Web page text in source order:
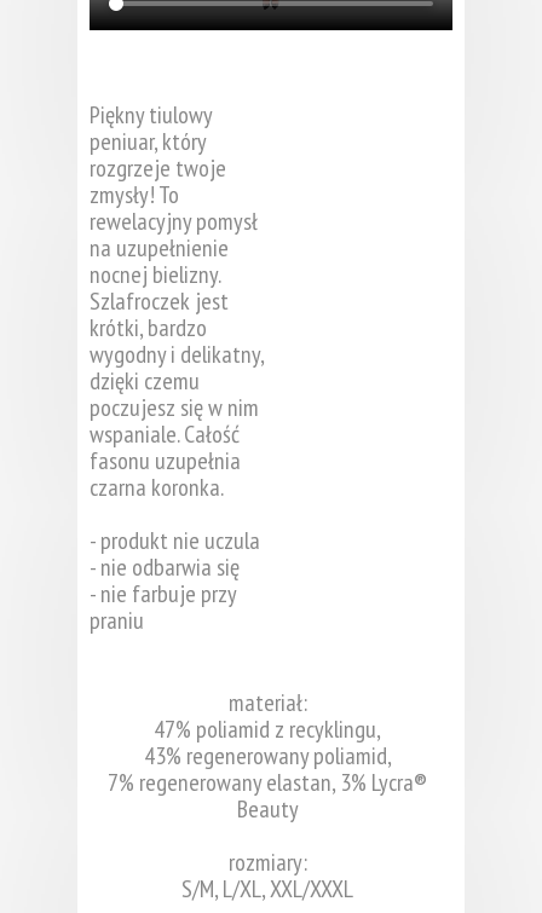
Piękny tiulowy
peniuar, który
rozgrzeje twoje
zmysły! To
rewelacyjny pomysł
na uzupełnienie
nocnej bielizny.
Szlafroczek jest
krótki, bardzo
wygodny i delikatny,
dzięki czemu
poczujesz się w nim
wspaniale. Całość
fasonu uzupełnia
czarna koronka.
- produkt nie uczula
- nie odbarwia się
- nie farbuje przy
praniu
materiał:
47% poliamid z recyklingu,
43% regenerowany poliamid,
7% regenerowany elastan, 3% Lycra®
Beauty
rozmiary:
S/M, L/XL, XXL/XXXL